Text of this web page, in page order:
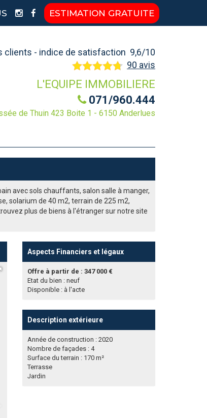
ESTIMATION GRATUITE
clients - indice de satisfaction 9,6/10
90 avis
L'EQUIPE IMMOBILIERE
071/960.444
de Thuin 423 Boite 1 - 6150 Anderlues
avec sols chauffants, salon salle à manger,
solarium de 40 m2, terrain de 225 m2,
plus de biens à l'étranger sur notre site
Aspects Financiers et légaux
Offre à partir de : 347 000 €
Etat du bien : neuf
Disponible : à l'acte
Description extérieure
Année de construction : 2020
Nombre de façades : 4
Surface du terrain : 170 m²
Terrasse
Jardin